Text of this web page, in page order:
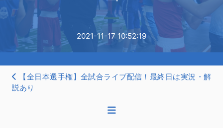
2021-11-17 10:52:19
【全日本選手権】全試合ライブ配信！最終日は実況・解
説あり